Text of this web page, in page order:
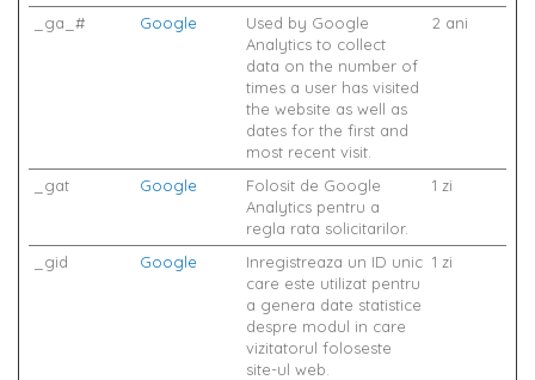
_ga_# Google
Used by Google
Analytics to collect
data on the number of
times a user has visited
the website as well as
dates for the first and
most recent visit.
2 ani
_gat Google
Folosit de Google
Analytics pentru a
regla rata solicitarilor.
1 zi
_gid Google
Inregistreaza un ID unic
care este utilizat pentru
a genera date statistice
despre modul in care
vizitatorul foloseste
site-ul web.
1 zi